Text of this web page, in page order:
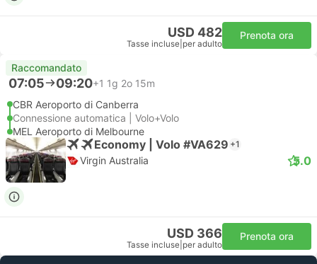
USD 482
Tasse incluse per adulto
Prenota ora
Raccomandato
07:05 09:20+1 1g 2o 15m
CBR Aeroporto di Canberra
Connessione automatica | Volo+Volo
MEL Aeroporto di Melbourne
Economy | Volo #VA629 +1
Virgin Australia 5.0
USD 366
Tasse incluse per adulto
Prenota ora